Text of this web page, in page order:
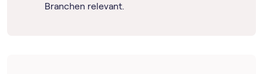
Branchen relevant.